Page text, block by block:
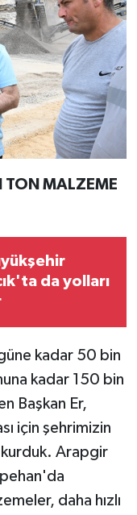
TON MALZEME
da yolları
kadar 50 bin
kadar 150 bin
Başkan Er,
için şehrimizin
Arapgir
daha hızlı